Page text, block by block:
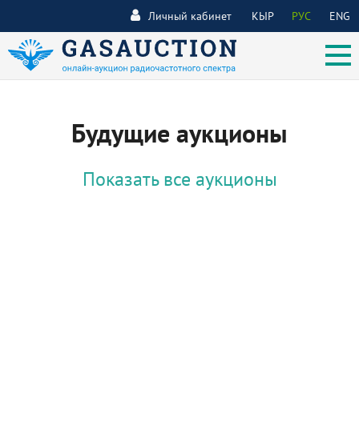
КЫР РУС ENG
Личный кабинет
Будущие аукционы
Показать все аукционы